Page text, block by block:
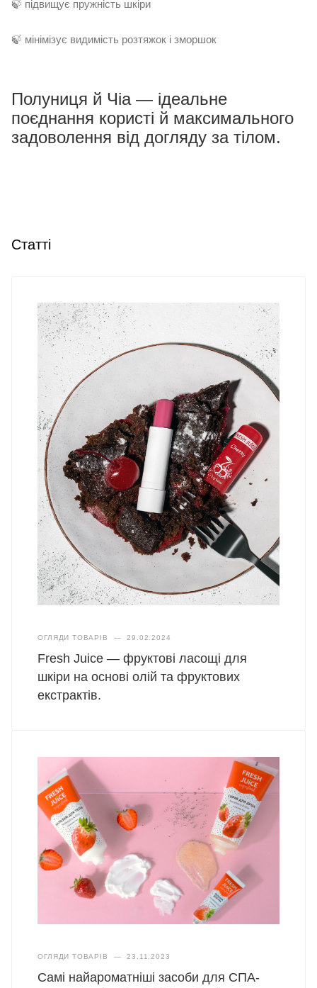
🍃 підвищує пружність шкіри
🍃 мінімізує видимість розтяжок і зморшок
Полуниця й Чіа — ідеальне
поєднання користі й максимального
задоволення від догляду за тілом.
Статті
ОГЛЯДИ ТОВАРІВ — 29.02.2024
Fresh Juice — фруктові ласощі для
шкіри на основі олій та фруктових
екстрактів.
ОГЛЯДИ ТОВАРІВ — 23.11.2023
Самі найароматніші засоби для СПА-